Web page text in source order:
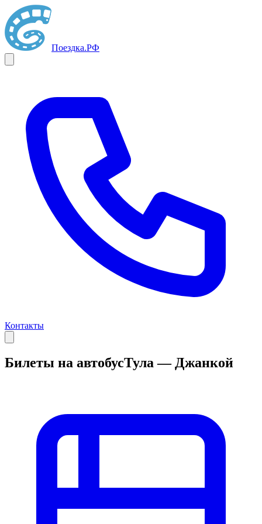
Поездка.РФ
Контакты
Билеты на автобусТула — Джанкой